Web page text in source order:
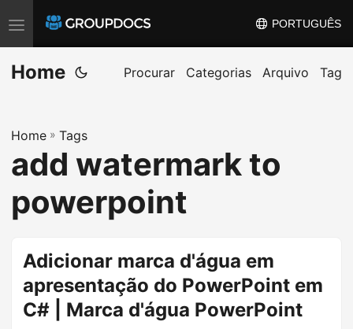
T
o
g
e
n
a
v
i
a
PORTUGUÊS
Home Procurar Categorias Arquivo Tag
Home » Tags
add watermark to
powerpoint
Adicionar marca d'água em
apresentação do PowerPoint em
C# | Marca d'água PowerPoint